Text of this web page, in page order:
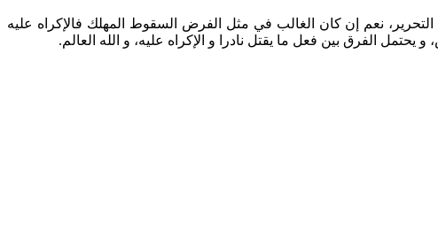
نعم إن كان الغالب في مثل الفرض السقوط المهلك فالإكراه عليه
الفرق بين فعل ما يقتل نادرا و الإكراه عليه، و الله العالم.